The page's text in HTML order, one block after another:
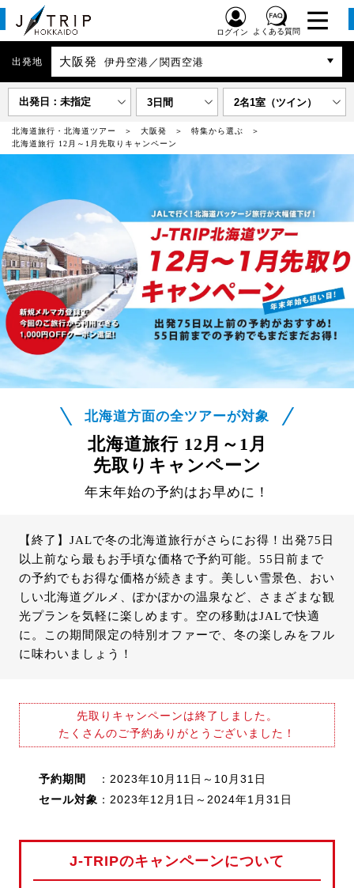
ログイン よくある質問
出発地 大阪発 伊丹空港／関西空港
出発日：未指定 3日間 2名1室（ツイン）
北海道旅行・北海道ツアー 大阪発
特集から選ぶ
北海道旅行 12月～1月先取りキャンペーン
北海道方面の全ツアーが対象
北海道旅行 12月～1月
先取りキャンペーン
年末年始の予約はお早めに！
【終了】JALで冬の北海道旅行がさらにお得！出発75日
以上前なら最もお手頃な価格で予約可能。55日前まで
の予約でもお得な価格が続きます。美しい雪景色、おい
しい北海道グルメ、ぽかぽかの温泉など、さまざまな観
光プランを気軽に楽しめます。空の移動はJALで快適
に。この期間限定の特別オファーで、冬の楽しみをフル
に味わいましょう！
先取りキャンペーンは終了しました。
たくさんのご予約ありがとうございました！
予約期間
：2023年10月11日～10月31日
セール対象 ：2023年12月1日～2024年1月31日
J-TRIPのキャンペーンについて